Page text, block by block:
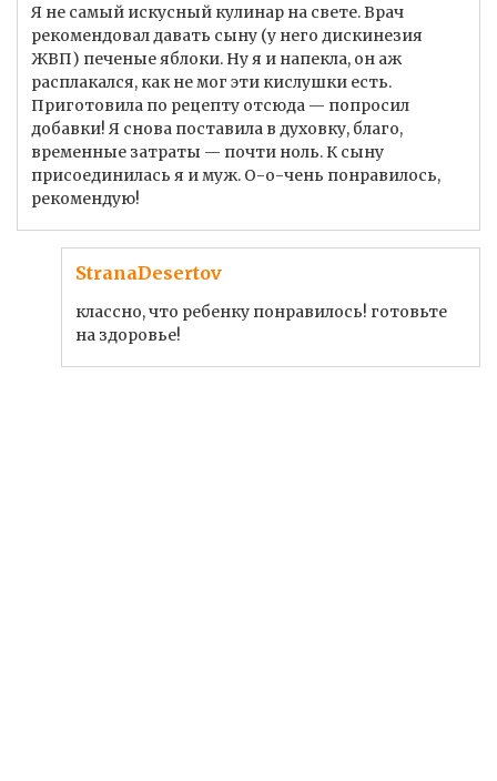
Я не самый искусный кулинар на свете. Врач
рекомендовал давать сыну (у него дискинезия
ЖВП) печеные яблоки. Ну я и напекла, он аж
расплакался, как не мог эти кислушки есть.
Приготовила по рецепту отсюда — попросил
добавки! Я снова поставила в духовку, благо,
временные затраты — почти ноль. К сыну
присоединилась я и муж. О-о-чень понравилось,
рекомендую!
StranaDesertov
классно, что ребенку понравилось! готовьте
на здоровье!